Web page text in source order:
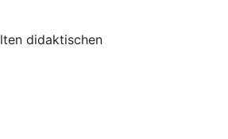
didaktischen